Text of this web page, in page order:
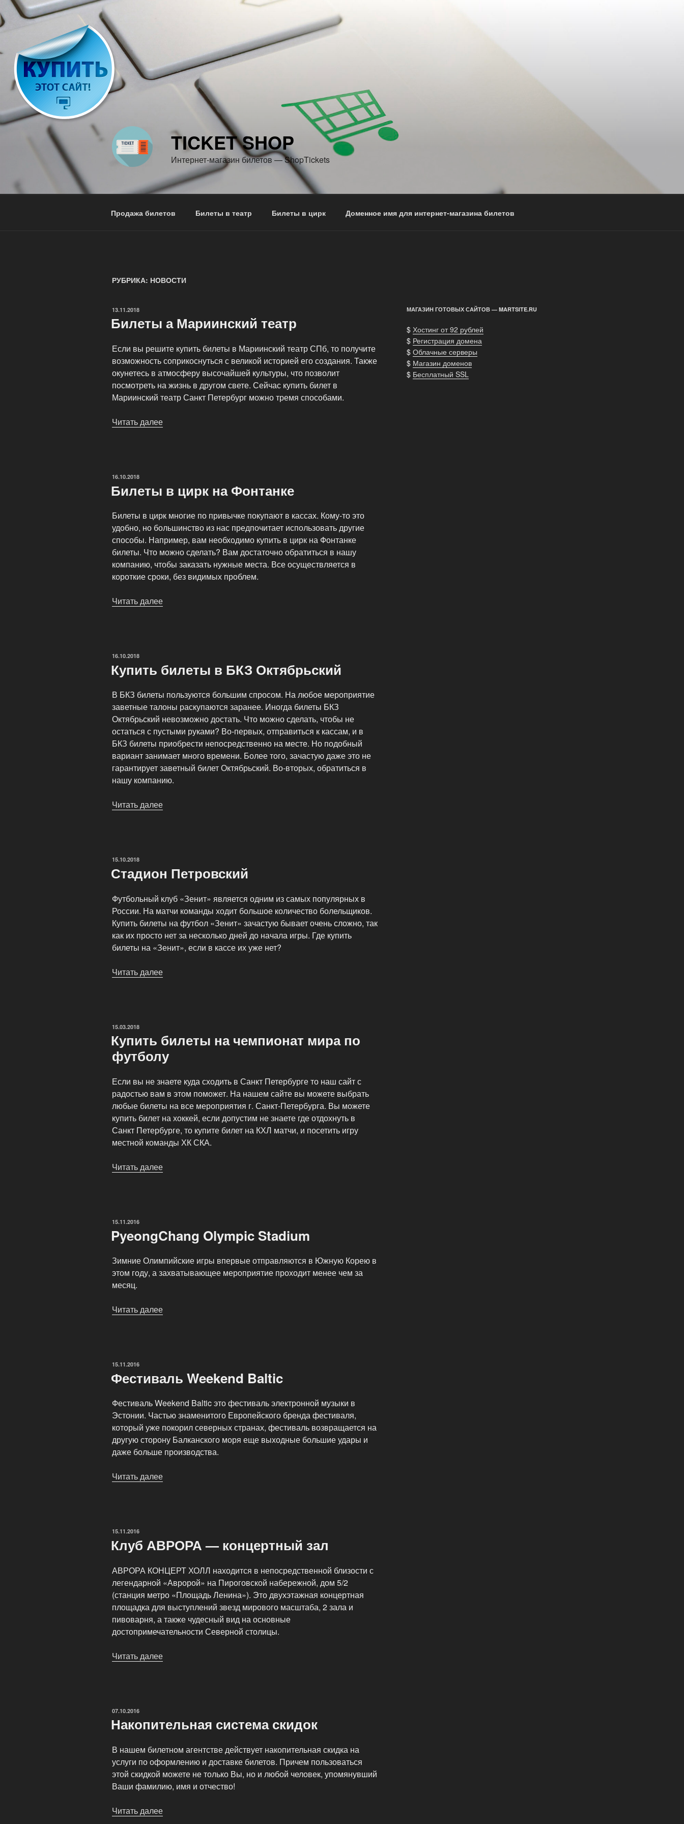
Перейти
к
содержимому
TICKET SHOP
Интернет-магазин билетов — ShopTickets
Продажа билетов Билеты в театр Билеты в цирк Доменное имя для интернет-магазина билетов
РУБРИКА: НОВОСТИ
ОПУБЛИКОВАНО
13.11.2018
Билеты а Мариинский театр
Если вы решите купить билеты в Мариинский театр СПб, то получите
возможность соприкоснуться с великой историей его создания. Также
окунетесь в атмосферу высочайшей культуры, что позволит
посмотреть на жизнь в другом свете. Сейчас купить билет в
Мариинский театр Санкт Петербург можно тремя способами.
Читать далее
ОПУБЛИКОВАНО
16.10.2018
Билеты в цирк на Фонтанке
Билеты в цирк многие по привычке покупают в кассах. Кому-то это
удобно, но большинство из нас предпочитает использовать другие
способы. Например, вам необходимо купить в цирк на Фонтанке
билеты. Что можно сделать? Вам достаточно обратиться в нашу
компанию, чтобы заказать нужные места. Все осуществляется в
короткие сроки, без видимых проблем.
Читать далее
ОПУБЛИКОВАНО
16.10.2018
Купить билеты в БКЗ Октябрьский
В БКЗ билеты пользуются большим спросом. На любое мероприятие
заветные талоны раскупаются заранее. Иногда билеты БКЗ
Октябрьский невозможно достать. Что можно сделать, чтобы не
остаться с пустыми руками? Во-первых, отправиться к кассам, и в
БКЗ билеты приобрести непосредственно на месте. Но подобный
вариант занимает много времени. Более того, зачастую даже это не
гарантирует заветный билет Октябрьский. Во-вторых, обратиться в
нашу компанию.
Читать далее
ОПУБЛИКОВАНО
15.10.2018
Стадион Петровский
Футбольный клуб «Зенит» является одним из самых популярных в
России. На матчи команды ходит большое количество болельщиков.
Купить билеты на футбол «Зенит» зачастую бывает очень сложно, так
как их просто нет за несколько дней до начала игры. Где купить
билеты на «Зенит», если в кассе их уже нет?
Читать далее
ОПУБЛИКОВАНО
15.03.2018
Купить билеты на чемпионат мира по
футболу
Если вы не знаете куда сходить в Санкт Петербурге то наш сайт с
радостью вам в этом поможет. На нашем сайте вы можете выбрать
любые билеты на все мероприятия г. Санкт-Петербурга. Вы можете
купить билет на хоккей, если допустим не знаете где отдохнуть в
Санкт Петербурге, то купите билет на КХЛ матчи, и посетить игру
местной команды ХК СКА.
Читать далее
футболу»
ОПУБЛИКОВАНО
15.11.2016
PyeongChang Olympic Stadium
Зимние Олимпийские игры впервые отправляются в Южную Корею в
этом году, а захватывающее мероприятие проходит менее чем за
месяц.
Читать далее
ОПУБЛИКОВАНО
15.11.2016
Фестиваль Weekend Baltic
Фестиваль Weekend Baltic это фестиваль электронной музыки в
Эстонии. Частью знаменитого Европейского бренда фестиваля,
который уже покорил северных странах, фестиваль возвращается на
другую сторону Балканского моря еще выходные большие удары и
даже больше производства.
Читать далее
ОПУБЛИКОВАНО
15.11.2016
Клуб АВРОРА — концертный зал
АВРОРА КОНЦЕРТ ХОЛЛ находится в непосредственной близости с
легендарной «Авророй» на Пироговской набережной, дом 5/2
(станция метро «Площадь Ленина»). Это двухэтажная концертная
площадка для выступлений звезд мирового масштаба, 2 зала и
пивоварня, а также чудесный вид на основные
достопримечательности Северной столицы.
Читать далее
ОПУБЛИКОВАНО
07.10.2016
Накопительная система скидок
В нашем билетном агентстве действует накопительная скидка на
услуги по оформлению и доставке билетов. Причем пользоваться
этой скидкой можете не только Вы, но и любой человек, упомянувший
Ваши фамилию, имя и отчество!
Читать далее
МАГАЗИН ГОТОВЫХ САЙТОВ — MARTSITE.RU
$ Хостинг от 92 рублей
$ Регистрация домена
$ Облачные серверы
$ Магазин доменов
$ Бесплатный SSL